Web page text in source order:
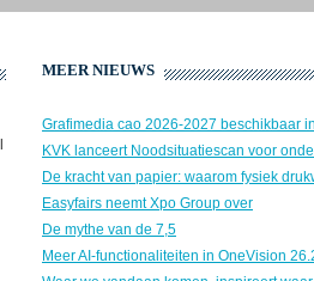
MEER NIEUWS
Easyfairs neemt Xpo Group over
De mythe van de 7,5
Meer AI-functionaliteiten in OneVision